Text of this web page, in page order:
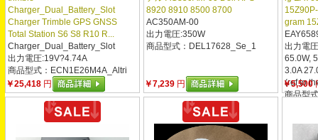
Charger_Dual_Battery_Slot
Charger Trimble GPS GNSS
Total Station S6 S8 R10 R...
Charger_Dual_Battery_Slot
出力電圧:19V?4.74A
商品型式：ECN1E26M4A_Altri
￥25,418 円
8920 8910 8500 8700
AC350AM-00
出力電圧:350W
商品型式：DEL17628_Se_1
￥7,239 円
gram
出力電
65.0W,
3.0A
(ref to
商品型
￥5,500